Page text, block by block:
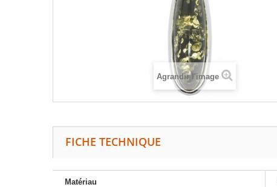
Agrandir l'image
FICHE TECHNIQUE
Matériau